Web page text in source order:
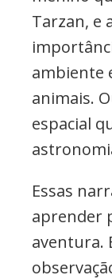
Tarzan, e
ambiente
animais.
espacial
Essas
aprender
aventura.